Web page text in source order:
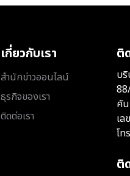
เกี่ยวกับเรา
สำนักข่าวออนไลน์
ธุรกิจของเรา
ติดต่อเรา
ติ
บ
คั
เล
โท
ติ